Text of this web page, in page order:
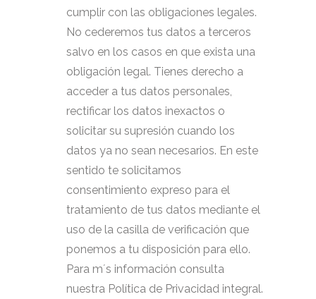
cumplir con las obligaciones legales.
No cederemos tus datos a terceros
salvo en los casos en que exista una
obligación legal. Tienes derecho a
acceder a tus datos personales,
rectificar los datos inexactos o
solicitar su supresión cuando los
datos ya no sean necesarios. En este
sentido te solicitamos
consentimiento expreso para el
tratamiento de tus datos mediante el
uso de la casilla de verificación que
ponemos a tu disposición para ello.
Para m´s información consulta
nuestra Política de Privacidad integral.